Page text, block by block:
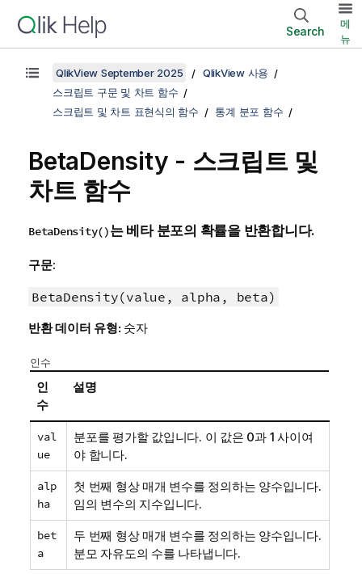
Search
메
뉴
QlikView September 2025
QlikView 사용
스크립트 구문 및 차트 함수
스크립트 및 차트 표현식의 함수
통계 분포 함수
BetaDensity - 스크립트 및
차트 함수
BetaDensity()는 베타 분포의 확률을 반환합니다.
구문:
BetaDensity(value, alpha, beta)
반환 데이터 유형: 숫자
인수
인
수
설명
val
ue
분포를 평가할 값입니다. 이 값은 0과 1 사이여
야 합니다.
alp
ha
첫 번째 형상 매개 변수를 정의하는 양수입니다.
임의 변수의 지수입니다.
bet
a
두 번째 형상 매개 변수를 정의하는 양수입니다.
분모 자유도의 수를 나타냅니다.